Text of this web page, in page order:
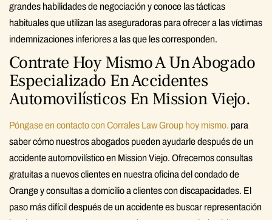
grandes habilidades de negociación y conoce las tácticas
habituales que utilizan las aseguradoras para ofrecer a las víctimas
indemnizaciones inferiores a las que les corresponden.
Contrate Hoy Mismo A Un Abogado
Especializado En Accidentes
Automovilísticos En Mission Viejo.
Póngase en contacto con Corrales Law Group hoy mismo. para
saber cómo nuestros abogados pueden ayudarle después de un
accidente automovilístico en Mission Viejo. Ofrecemos consultas
gratuitas a nuevos clientes en nuestra oficina del condado de
Orange y consultas a domicilio a clientes con discapacidades. El
paso más difícil después de un accidente es buscar representación